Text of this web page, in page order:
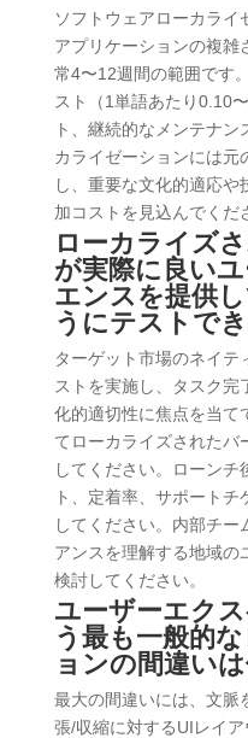
ソフトウェアローカライ
アプリケーションの複雑
常4〜12週間の範囲です
スト（1単語あたり0.10
ト、継続的なメンテナ
カライゼーションには元
し、重要な文化的適応や
加コストを見込んでくだ
ローカライズ
が実際に良い
エンスを提供
うにテストで
ターゲット市場のネイテ
ストを実施し、タスク完
化的適切性に焦点を当て
てローカライズされたバ
してください。ローン
ト、定着率、サポート
してください。内部チー
アンスを理解する地域の
検討してください。
ユーザーエク
う最も一般的
ョンの間違い
最大の間違いには、文脈
張/収縮に対するUIレイ